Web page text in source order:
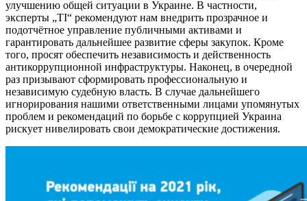
улучшению общей ситуации в Украине. В частности,
эксперты „TI“ рекомендуют нам внедрить прозрачное и
подотчётное управление публичными активами и
гарантировать дальнейшее развитие сферы закупок. Кроме
того, просят обеспечить независимость и действенность
антикоррупционной инфраструктуры. Наконец, в очередной
раз призывают сформировать профессиональную и
независимую судебную власть. В случае дальнейшего
игнорирования нашими ответственными лицами упомянутых
проблем и рекомендаций по борьбе с коррупцией Украина
рискует нивелировать свои демократические достижения.